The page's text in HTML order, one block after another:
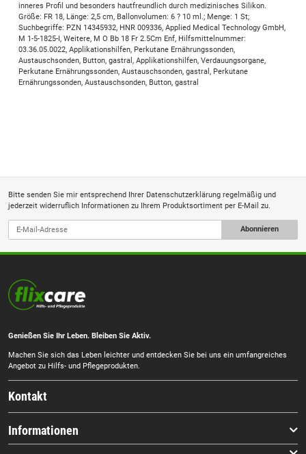
inneres Profil und besonders hautfreundlich durch medizinisches Silikon.
Größe: FR 18, Länge: 2,5 cm, Ballonvolumen: 6 ? 10 ml.; Menge: 1 St;
Suchbegriffe: PZN 14345932, HNR 009336, Applied Medical Technology GmbH,
M 1-5-1825-I, Weitere, M O Bb 18 Fr 2.5Cm Enf, Hilfsmittelnummer:
03.36.05.0022, Applikationshilfen, Perkutane Ernährungssonden,
Austauschsonden, Button, gastral, Applikationshilfen, Verdauungsorgane,
Perkutane Ernährungssonden, Austauschsonden, gastral, Perkutane
Ernährungssonden, Austauschsonden, Button, gastral
Bitte senden Sie mir entsprechend Ihrer Datenschutzerklärung regelmäßig und
jederzeit widerruflich Informationen zu Ihrem Produktsortiment per E-Mail zu.
Abonnieren
Genießen Sie Ihr Leben. Bleiben Sie Aktiv.
Machen Sie sich das Leben leichter und entdecken Sie bei uns ein umfangreiches
Angebot zu Hilfs- und Pflegeprodukten.
Kontakt
Informationen